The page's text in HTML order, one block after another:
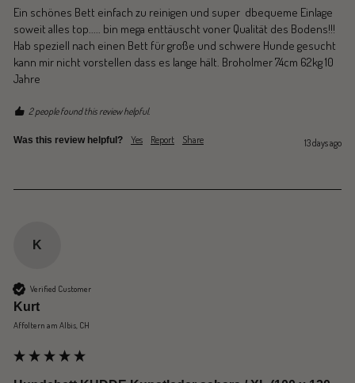
Ein schönes Bett einfach zu reinigen und super  dbequeme Einlage
soweit alles top..... bin mega enttäuscht voner Qualität des Bodens!!!
Hab speziell nach einen Bett für große und schwere Hunde gesucht
kann mir nicht vorstellen dass es lange hält. Broholmer 74cm 62kg 10
Jahre
2 people found this review helpful.
Was this review helpful? Yes Report Share 13 days ago
K
Verified Customer
Kurt
Affoltern am Albis, CH